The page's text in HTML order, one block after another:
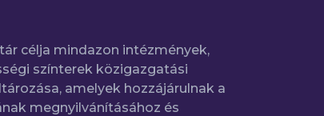
célja mindazon intézmények,
színterek közigazgatási
amelyek hozzájárulnak a
megnyilvánításához és